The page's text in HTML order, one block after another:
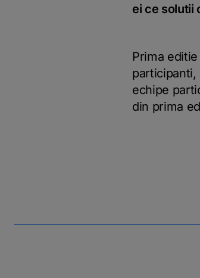
ei ce solutii
Prima
echipe
din prima